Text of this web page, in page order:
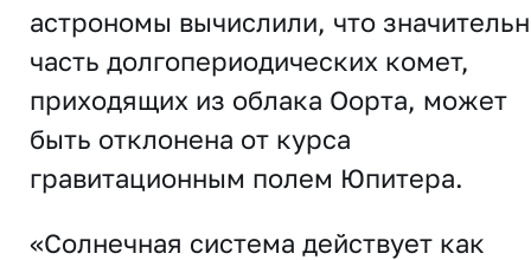
астрономы вычислили, что
часть долгопериодических комет,
приходящих из облака Оорта, может
быть отклонена от курса
гравитационным полем Юпитера.
«Солнечная система действует как